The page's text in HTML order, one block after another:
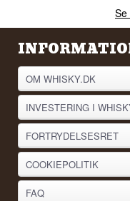
Se
OM WHISKY.DK
INVESTERING I
FORTRYDELSESRET
COOKIEPOLITIK
FAQ